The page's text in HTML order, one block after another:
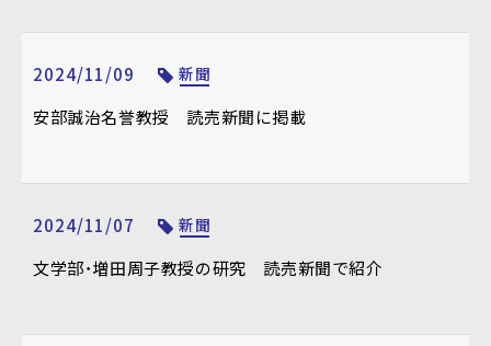
2024/11/09 新聞
安部誠治名誉教授 読売新聞に掲載
2024/11/07 新聞
文学部・増田周子教授の研究 読売新聞で紹介